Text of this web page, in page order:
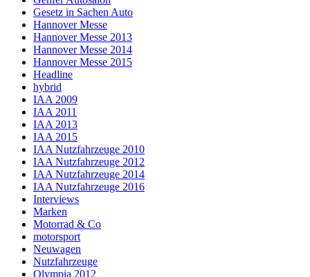
Gesetz in Sachen Auto
Hannover Messe
Hannover Messe 2013
Hannover Messe 2014
Hannover Messe 2015
Headline
hybrid
IAA 2009
IAA 2011
IAA 2013
IAA 2015
IAA Nutzfahrzeuge 2010
IAA Nutzfahrzeuge 2012
IAA Nutzfahrzeuge 2014
IAA Nutzfahrzeuge 2016
Interviews
Marken
Motorrad & Co
motorsport
Neuwagen
Nutzfahrzeuge
Olympia 2012